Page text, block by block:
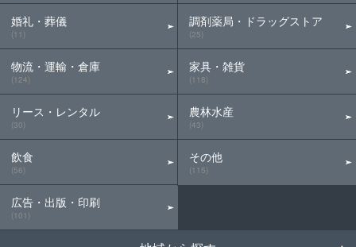
婚礼・葬儀
(11)
物流・運輸・倉庫
(124)
リース・レンタル
(30)
飲食
(56)
広告・出版・印刷
(101)
調剤薬局・ドラッグストア
(25)
家具・雑貨
(118)
農林水産
(43)
その他
(115)